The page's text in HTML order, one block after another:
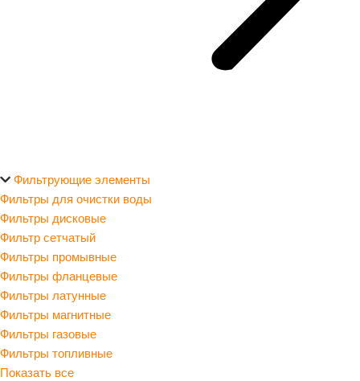
Фильтрующие элементы
Фильтры для очистки воды
Фильтры дисковые
Фильтр сетчатый
Фильтры промывные
Фильтры фланцевые
Фильтры латунные
Фильтры магнитные
Фильтры газовые
Фильтры топливные
Показать все